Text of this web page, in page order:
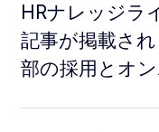
HRナレッジラ
記事が掲載さ
部の採用とオン